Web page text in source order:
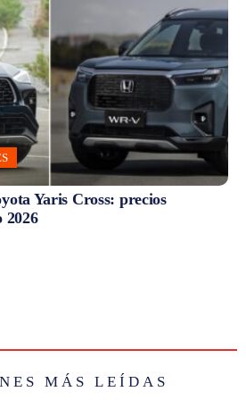
Yaris Cross: precios
2026
MÁS LEÍDAS